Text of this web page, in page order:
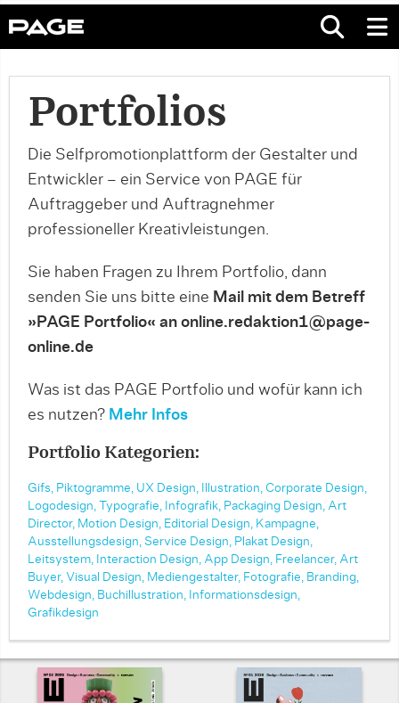
Portfolios
Die Selfpromotionplattform der Gestalter und
Entwickler – ein Service von PAGE für
Auftraggeber und Auftragnehmer
professioneller Kreativleistungen.
Sie haben Fragen zu Ihrem Portfolio, dann
senden Sie uns bitte eine Mail mit dem Betreff
»PAGE Portfolio« an online.redaktion1@page-
online.de
Was ist das PAGE Portfolio und wofür kann ich
es nutzen? Mehr Infos
Portfolio Kategorien:
Gifs, Piktogramme, UX Design, Illustration, Corporate Design,
Logodesign,
Typografie, Infografik, Packaging Design, Art
Director, Motion Design, Editorial Design, Kampagne,
Ausstellungsdesign, Service Design, Plakat Design,
Leitsystem, Interaction Design, App Design, Freelancer, Art
Buyer, Visual Design, Mediengestalter, Fotografie, Branding,
Webdesign, Buchillustration, Informationsdesign,
Grafikdesign